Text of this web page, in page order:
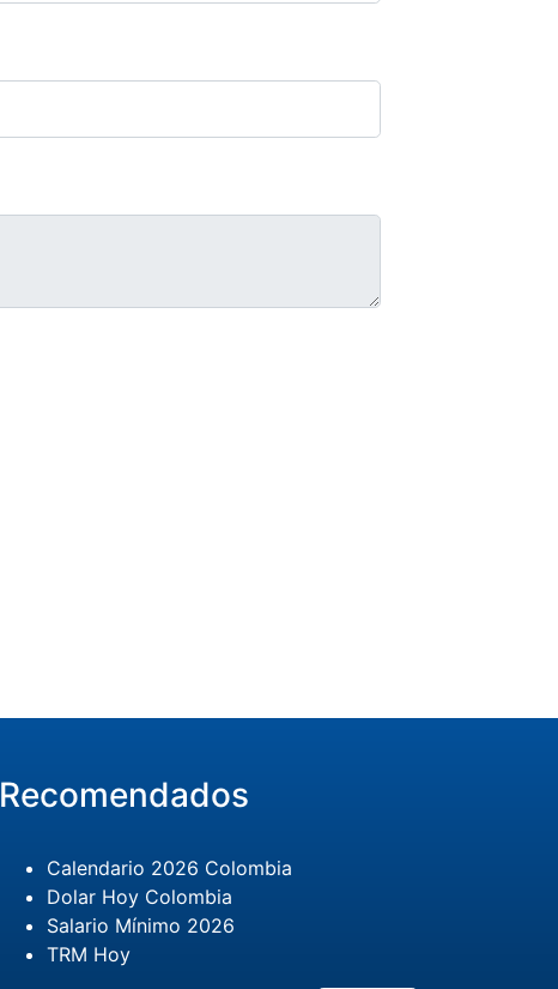
Recomendados
Calendario 2026 Colombia
Dolar Hoy Colombia
Salario Mínimo 2026
TRM Hoy